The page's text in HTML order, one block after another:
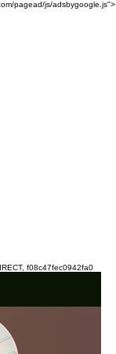
pagead/js/adsbygoogle.js">
f08c47fec0942fa0